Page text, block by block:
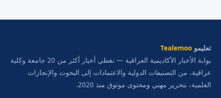
تعليمو Tealemoo
بوابة الأخبار الأكاديمية العراقية — نغطي أخبار أكثر من 20 جامعة وكلية
عراقية، من التصنيفات الدولية والاعتمادات إلى البحوث والإنجازات
العلمية، بتحرير مهني ومحتوى موثوق منذ 2020.